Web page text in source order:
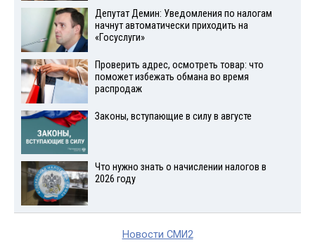
Депутат Демин: Уведомления по налогам
начнут автоматически приходить на
«Госуслуги»
Проверить адрес, осмотреть товар: что
поможет избежать обмана во время
распродаж
Законы, вступающие в силу в августе
Что нужно знать о начислении налогов в
2026 году
Новости СМИ2